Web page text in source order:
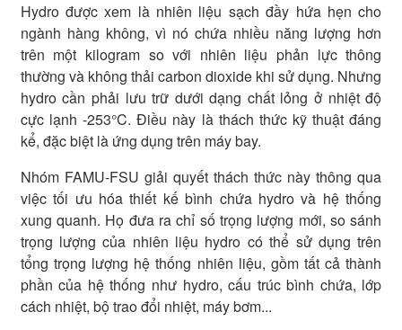
Hydro được xem là nhiên liệu sạch đầy hứa hẹn cho
ngành hàng không, vì nó chứa nhiều năng lượng hơn
trên một kilogram so với nhiên liệu phản lực thông
thường và không thải carbon dioxide khi sử dụng. Nhưng
hydro cần phải lưu trữ dưới dạng chất lỏng ở nhiệt độ
cực lạnh -253°C. Điều này là thách thức kỹ thuật đáng
kể, đặc biệt là ứng dụng trên máy bay.
Nhóm FAMU-FSU giải quyết thách thức này thông qua
việc tối ưu hóa thiết kế bình chứa hydro và hệ thống
xung quanh. Họ đưa ra chỉ số trọng lượng mới, so sánh
trọng lượng của nhiên liệu hydro có thể sử dụng trên
tổng trọng lượng hệ thống nhiên liệu, gồm tất cả thành
phần của hệ thống như hydro, cấu trúc bình chứa, lớp
cách nhiệt, bộ trao đổi nhiệt, máy bơm...